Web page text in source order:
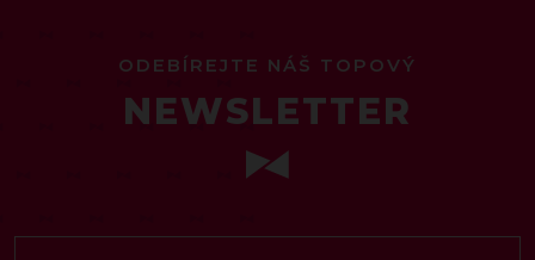
ODEBÍREJTE NÁŠ TOPOVÝ
NEWSLETTER